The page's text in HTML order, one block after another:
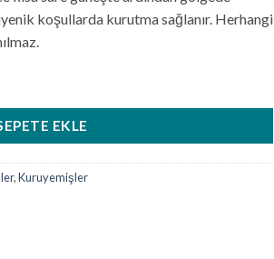
koşullarda kurutma sağlanır. Herhangi
EKLE
,Kuruyemişler